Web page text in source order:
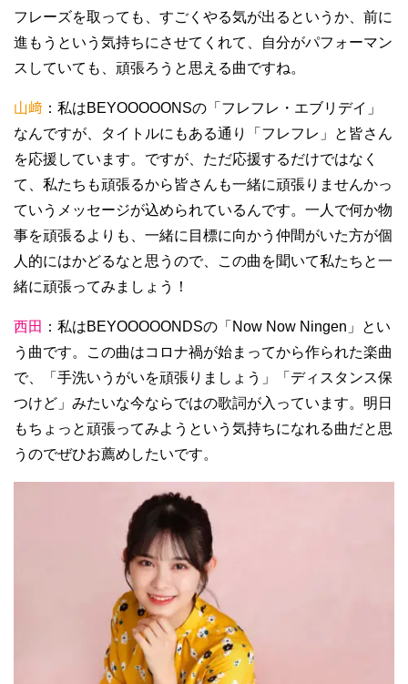
フレーズを取っても、すごくやる気が出るというか、前に
進もうという気持ちにさせてくれて、自分がパフォーマン
スしていても、頑張ろうと思える曲ですね。
山﨑 ：私はBEYOOOOONSの「フレフレ・エブリデイ」
なんですが、タイトルにもある通り「フレフレ」と皆さん
を応援しています。ですが、ただ応援するだけではなく
て、私たちも頑張るから皆さんも一緒に頑張りませんかっ
ていうメッセージが込められているんです。一人で何か物
事を頑張るよりも、一緒に目標に向かう仲間がいた方が個
人的にはかどるなと思うので、この曲を聞いて私たちと一
緒に頑張ってみましょう！
西田 ：私はBEYOOOOONDSの「Now Now Ningen」とい
う曲です。この曲はコロナ禍が始まってから作られた楽曲
で、「手洗いうがいを頑張りましょう」「ディスタンス保
つけど」みたいな今ならではの歌詞が入っています。明日
もちょっと頑張ってみようという気持ちになれる曲だと思
うのでぜひお薦めしたいです。